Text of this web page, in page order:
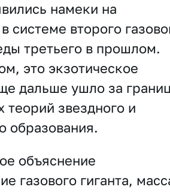
намеки на
системе второго
третьего в прошлом.
это экзотическое
дальше ушло за
теорий звездного и
образования.
объяснение
газового гиганта,